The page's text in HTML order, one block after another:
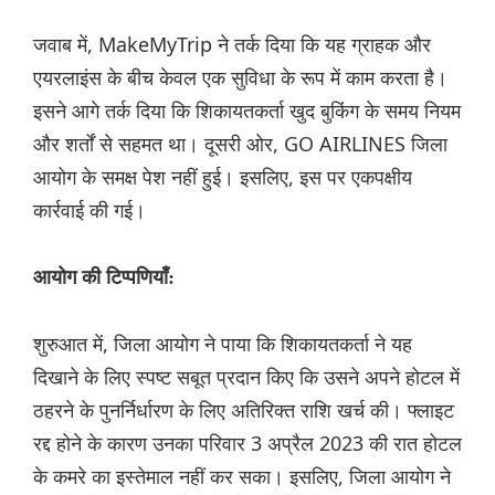
जवाब में, MakeMyTrip ने तर्क दिया कि यह ग्राहक और
एयरलाइंस के बीच केवल एक सुविधा के रूप में काम करता है।
इसने आगे तर्क दिया कि शिकायतकर्ता खुद बुकिंग के समय नियम
और शर्तों से सहमत था। दूसरी ओर, GO AIRLINES जिला
आयोग के समक्ष पेश नहीं हुई। इसलिए, इस पर एकपक्षीय
कार्रवाई की गई।
आयोग की टिप्पणियाँ:
शुरुआत में, जिला आयोग ने पाया कि शिकायतकर्ता ने यह
दिखाने के लिए स्पष्ट सबूत प्रदान किए कि उसने अपने होटल में
ठहरने के पुनर्निर्धारण के लिए अतिरिक्त राशि खर्च की। फ्लाइट
रद्द होने के कारण उनका परिवार 3 अप्रैल 2023 की रात होटल
के कमरे का इस्तेमाल नहीं कर सका। इसलिए, जिला आयोग ने